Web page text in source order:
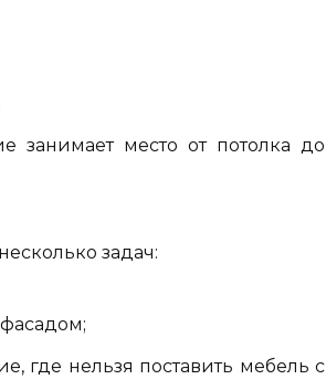
занимает место от потолка до
задач:
где нельзя поставить мебель с